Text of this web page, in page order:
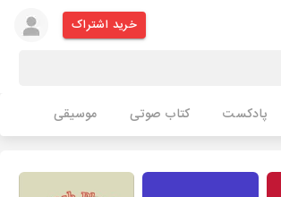
خرید اشتراک
پادکست کتاب صوتی موسیقی